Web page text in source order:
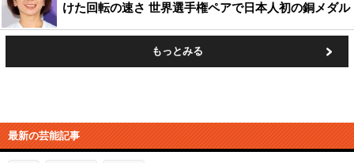
けた回転の速さ 世界選手権ペアで日本人初の銅メダル
もっとみる
最新の芸能記事